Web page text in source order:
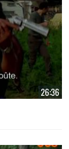
26:36